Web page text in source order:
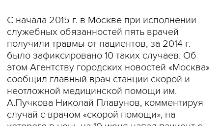
С начала 2015 г. в Москве при исполнении
служебных обязанностей пять врачей
получили травмы от пациентов, за 2014 г.
было зафиксировано 10 таких случаев. Об
этом Агентству городских новостей «Москва»
сообщил главный врач станции скорой и
неотложной медицинской помощи им.
А.Пучкова Николай Плавунов, комментируя
случай с врачом «скорой помощи», на